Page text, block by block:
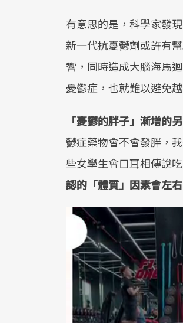
有意思的是，科學家發現
新一代抗憂鬱劑或許有
響，同時造成大腦海馬
憂鬱症，也就難以避免
「憂鬱的胖子」漸增的
鬱症藥物會不會發胖，
些女學生會口耳相傳說
認的「體質」因素會左